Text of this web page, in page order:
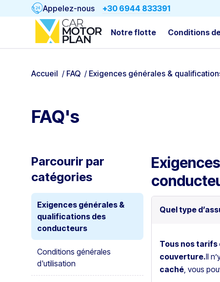
Appelez-nous +30 6944 833391
Notre flotte Conditions
Accueil / FAQ / Exigences générales &
FAQ's
Parcourir par
catégories
Exigences générales &
qualifications des
conducteurs
Conditions générales
d'utilisation
Quel type
Tous nos tarifs
couverture.Il
caché, vous